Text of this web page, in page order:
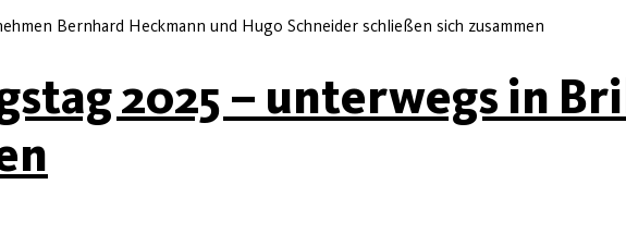
Bernhard Heckmann und Hugo Schneider schließen sich zusammen
2025 – unterwegs in